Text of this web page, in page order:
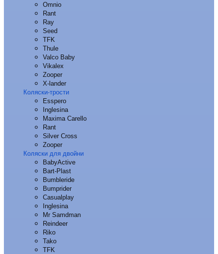
Omnio
Rant
Ray
Seed
TFK
Thule
Valco Baby
Vikalex
Zooper
X-lander
Коляски-трости
Esspero
Inglesina
Maxima Carello
Rant
Silver Cross
Zooper
Коляски для двойни
BabyActive
Bart-Plast
Bumbleride
Bumprider
Casualplay
Inglesina
Mr Samdman
Reindeer
Riko
Tako
TFK